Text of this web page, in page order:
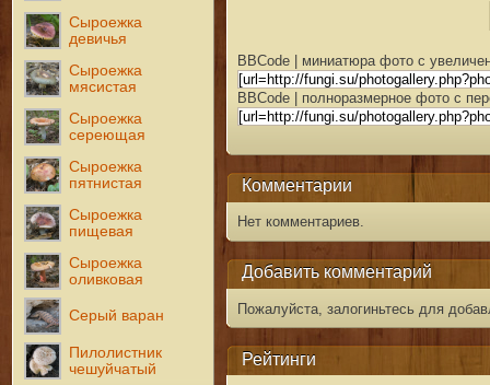
Сыроежка
девичья
Сыроежка
мясистая
Сыроежка
сереющая
Сыроежка
пятнистая
Сыроежка
пищевая
Сыроежка
оливковая
Серый варан
Пилолистник
чешуйчатый
BBCode | миниатюра фото с
BBCode | полноразмерное фото с
Комментарии
Нет комментариев.
Добавить комментарий
Пожалуйста, залогиньтесь для
Рейтинги